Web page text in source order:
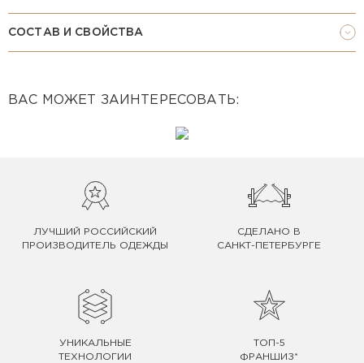
СОСТАВ И СВОЙСТВА
ВАС МОЖЕТ ЗАИНТЕРЕСОВАТЬ:
ЛУЧШИЙ РОССИЙСКИЙ
ПРОИЗВОДИТЕЛЬ ОДЕЖДЫ
СДЕЛАНО В
САНКТ-ПЕТЕРБУРГЕ
УНИКАЛЬНЫЕ
ТЕХНОЛОГИИ
ТОП-5
ФРАНШИЗ*